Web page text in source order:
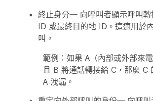
終止身分— 向呼叫者顯示呼叫轉
ID 或最終目的地 ID。這適用於
叫。
範例：如果 A（內部或外部來
且 B 將通話轉接給 C，那麼 C
A 洩漏。